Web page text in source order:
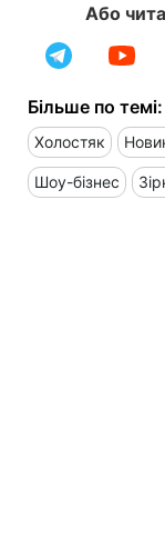
Або
Більше по темі:
Холостяк
Шоу-бізнес